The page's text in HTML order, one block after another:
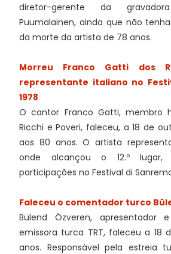
diretor-gerente da
Puumalainen, ainda que não
da morte da artista de 78 anos.
Morreu Franco Gatti dos
representante italiano no
1978
O cantor Franco Gatti, membro
Ricchi e Poveri, faleceu, a 18 de
aos 80 anos. O artista
onde alcançou o 12.º lugar,
participações no Festival di
Faleceu o comentador turco
Bülend Özveren, apresentador
emissora turca TRT, faleceu a 18
anos. Responsável pela estreia